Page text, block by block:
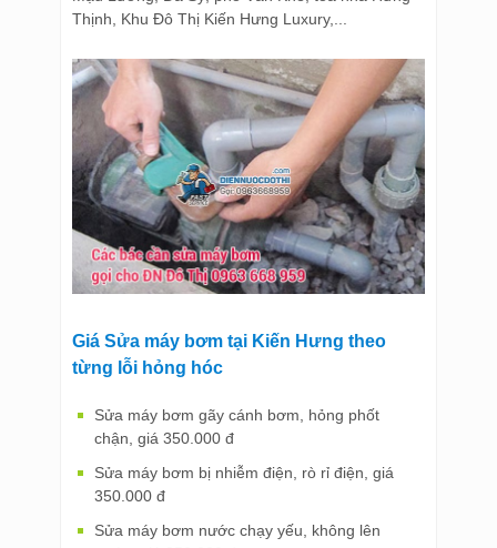
Thịnh, Khu Đô Thị Kiến Hưng Luxury,...
Giá Sửa máy bơm tại Kiến Hưng theo
từng lỗi hỏng hóc
Sửa máy bơm gãy cánh bơm, hỏng phốt
chận, giá 350.000 đ
Sửa máy bơm bị nhiễm điện, rò rỉ điện, giá
350.000 đ
Sửa máy bơm nước chạy yếu, không lên